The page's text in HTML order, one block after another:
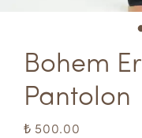
Bohem
Pantolon
₺ 500.00